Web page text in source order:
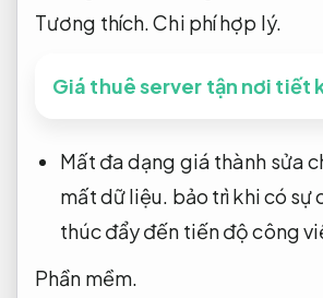
Tương thích. Chi phí hợp lý.
Giá thuê server tận nơi tiết
Mất đa dạng giá thành sửa
mất dữ liệu. bảo trì khi có sự
thúc đẩy đến tiến độ công
Phần mềm.